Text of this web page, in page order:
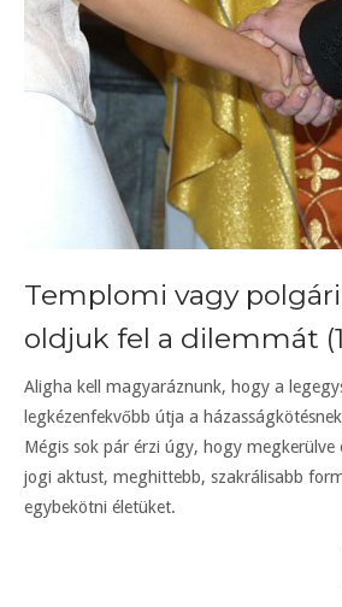
Templomi vagy
oldjuk fel a dilemmát
Aligha kell magyaráznunk, hogy a
legkézenfekvőbb útja a
Mégis sok pár érzi úgy, hogy megkerülve
jogi aktust, meghittebb, szakrálisabb
egybekötni életüket.